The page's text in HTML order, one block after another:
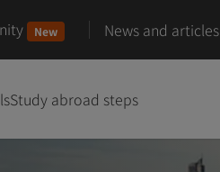
New News and articles
Study abroad steps